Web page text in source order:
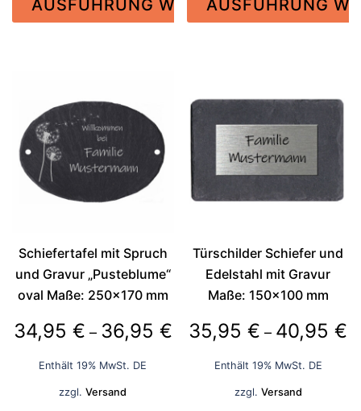
bis
AUSFÜHRUNG WÄHLEN
mehrere
Varianten
auf.
Die
Optionen
der
Produktseite
gewählt
bis
AUSFÜHRUNG
mehrere
Varianten
auf.
Die
der
Produktseite
gewählt
Schiefertafel mit Spruch
und Gravur „Pusteblume“
oval Maße: 250×170 mm
34,95 € – 36,95 €Preisspanne:
Enthält 19% MwSt. DE
zzgl.Versand
Türschilder Schiefer und
Edelstahl mit Gravur
Maße: 150×100 mm
35,95€ – 40,95€
Enthält 19% MwSt. DE
zzgl. Versand